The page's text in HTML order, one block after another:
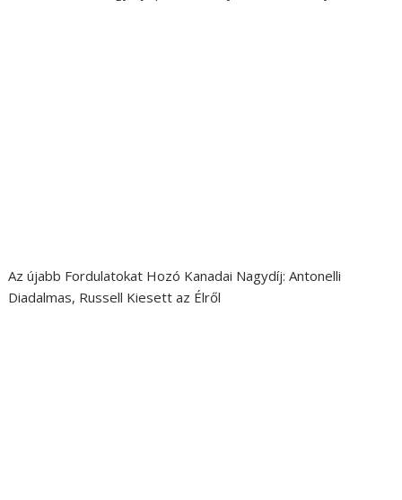
Az újabb Fordulatokat Hozó Kanadai Nagydíj: Antonelli
Diadalmas, Russell Kiesett az Élről